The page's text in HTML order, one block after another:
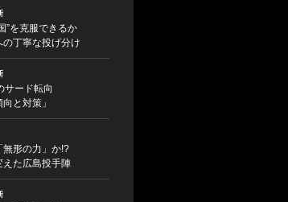
”を克服できるか
丁寧な投げ分け
サード転向
と対策」
無形の力」か!?
えた広島投手陣